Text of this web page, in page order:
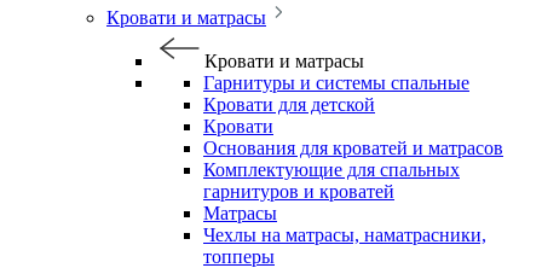
Кровати и матрасы
Кровати и матрасы
Гарнитуры и системы спальные
Кровати для детской
Кровати
Основания для кроватей и матрасов
Комплектующие для спальных
гарнитуров и кроватей
Матрасы
Чехлы на матрасы, наматрасники,
топперы